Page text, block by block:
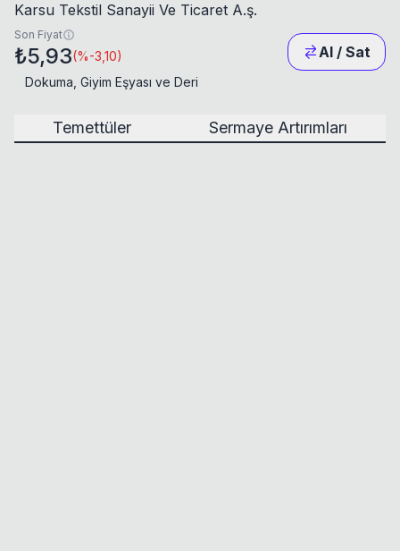
Karsu Tekstil Sanayii Ve Ticaret A.ş.
Son Fiyat
₺5,93(%-3,10) Al / Sat
Dokuma, Giyim Eşyası ve Deri
Temettüler Sermaye Artırımları